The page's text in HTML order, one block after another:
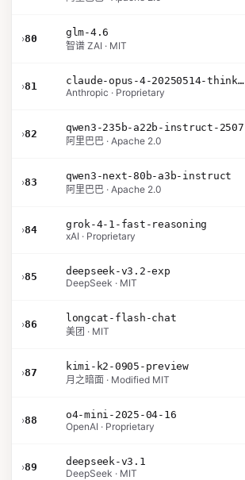
›80
glm-4.6
智谱 ZAI · MIT
›81
claude-opus-4-20250514-thinking-16k
Anthropic · Proprietary
›82
qwen3-235b-a22b-instruct-2507
阿里巴巴 · Apache 2.0
›83
qwen3-next-80b-a3b-instruct
阿里巴巴 · Apache 2.0
›84
grok-4-1-fast-reasoning
xAI · Proprietary
›85
deepseek-v3.2-exp
DeepSeek · MIT
›86
longcat-flash-chat
美团 · MIT
›87
kimi-k2-0905-preview
月之暗面 · Modified MIT
›88
o4-mini-2025-04-16
OpenAI · Proprietary
›89
deepseek-v3.1
DeepSeek · MIT